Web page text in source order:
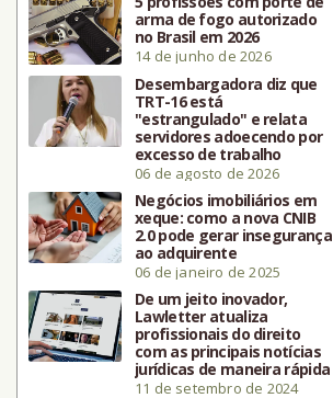
arma de fogo autorizado
no Brasil em 2026
14 de junho de 2026
Desembargadora diz que
TRT-16 está
"estrangulado" e relata
servidores adoecendo por
excesso de trabalho
06 de agosto de 2026
Negócios imobiliários em
xeque: como a nova CNIB
2.0 pode gerar insegurança
ao adquirente
06 de janeiro de 2025
De um jeito inovador,
Lawletter atualiza
profissionais do direito
com as principais notícias
jurídicas de maneira rápida
11 de setembro de 2024